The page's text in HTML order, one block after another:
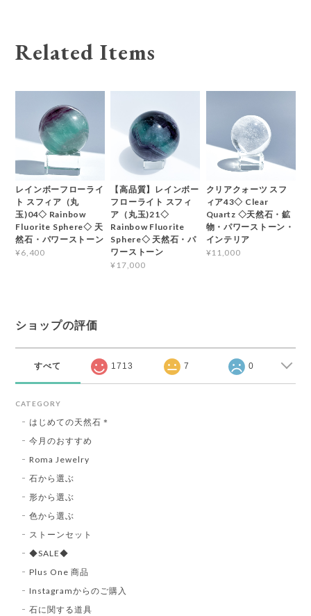
Related Items
レインボーフローライ
ト スフィア（丸
玉)04◇ Rainbow
Fluorite Sphere◇ 天
然石・パワーストーン
¥6,400
【高品質】レインボー
フローライト スフィ
ア（丸玉)21◇
Rainbow Fluorite
Sphere◇ 天然石・パ
ワーストーン
¥17,000
クリアクォーツ スフ
ィア43◇ Clear
Quartz ◇天然石・鉱
物・パワーストーン・
インテリア
¥11,000
ショップの評価
すべて 1713 7 0
CATEGORY
はじめての天然石＊
今月のおすすめ
Roma Jewelry
石から選ぶ
形から選ぶ
色から選ぶ
ストーンセット
◆SALE◆
Plus One 商品
Instagramからのご購入
石に関する道具